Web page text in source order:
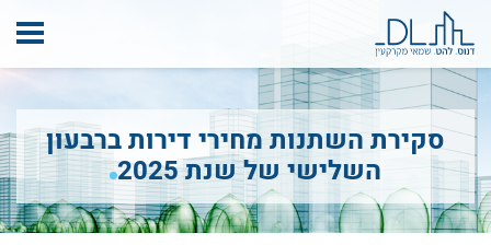
סקירת השתנות מחירי דירות ברבעון
השלישי של שנת 2025